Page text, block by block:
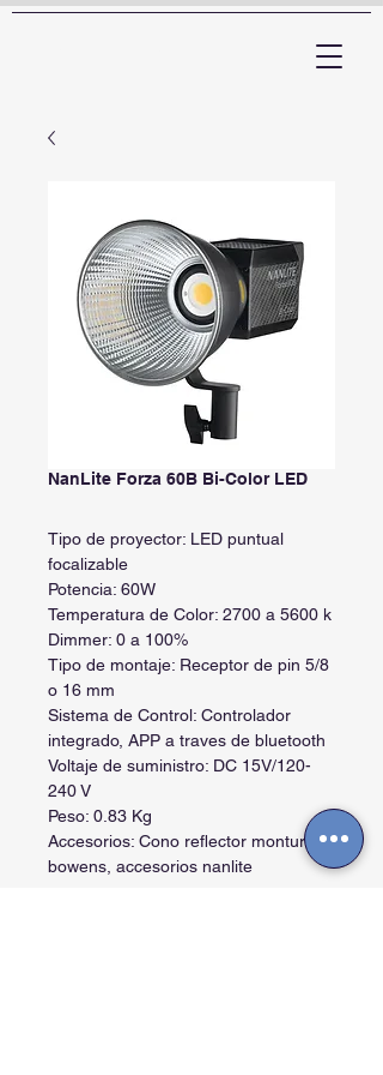
NanLite Forza 60B Bi-Color LED
Tipo de proyector: LED puntual
focalizable
Potencia: 60W
Temperatura de Color: 2700 a 5600 k
Dimmer: 0 a 100%
Tipo de montaje: Receptor de pin 5/8
o 16 mm
Sistema de Control: Controlador
integrado, APP a traves de bluetooth
Voltaje de suministro: DC 15V/120-
240 V
Peso: 0.83 Kg
Accesorios: Cono reflector montura
bowens, accesorios nanlite